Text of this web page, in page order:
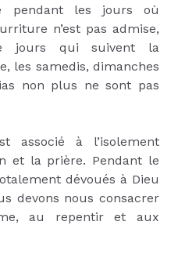
pendant les jours où
n’est pas admise,
jours qui suivent la
les samedis, dimanches
non plus ne sont pas
associé à l’isolement
et la prière. Pendant le
dévoués à Dieu
devons nous consacrer
au repentir et aux